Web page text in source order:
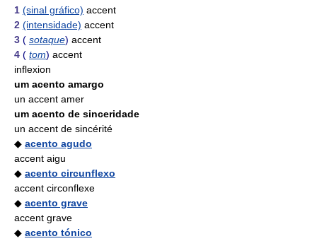
1 (sinal gráfico) accent
2 (intensidade) accent
3 ( sotaque) accent
4 ( tom) accent
inflexion
um acento amargo
un accent amer
um acento de sinceridade
un accent de sincérité
◆ acento agudo
accent aigu
◆ acento circunflexo
accent circonflexe
◆ acento grave
accent grave
◆ acento tónico